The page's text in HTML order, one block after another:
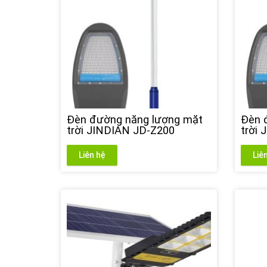
Đèn đường năng lượng mặt
trời JINDIAN JD-Z200
Liên hệ
Đèn
trời